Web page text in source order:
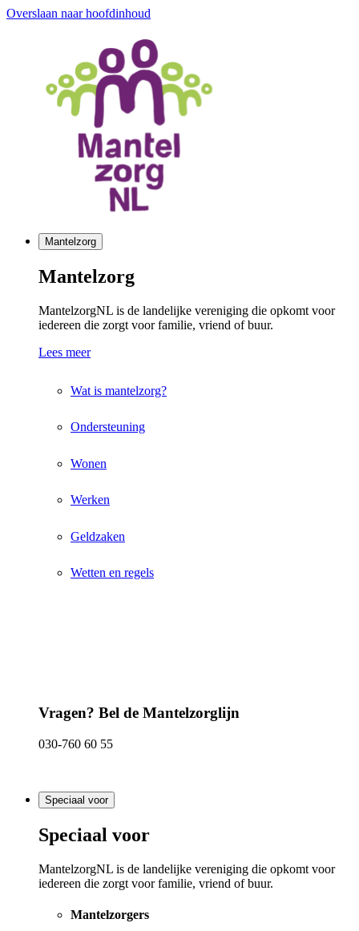
Overslaan naar hoofdinhoud
Mantelzorg
Mantelzorg
MantelzorgNL is de landelijke vereniging die opkomt voor
iedereen die zorgt voor familie, vriend of buur.
Lees meer
Wat is mantelzorg?
Ondersteuning
Wonen
Werken
Geldzaken
Wetten en regels
Vragen? Bel de Mantelzorglijn
030-760 60 55
Speciaal voor
Speciaal voor
MantelzorgNL is de landelijke vereniging die opkomt voor
iedereen die zorgt voor familie, vriend of buur.
Mantelzorgers